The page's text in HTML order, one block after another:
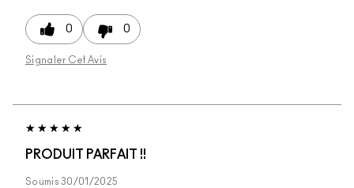
0 0
Signaler Cet Avis
PRODUIT PARFAIT !!
Soumis30/01/2025